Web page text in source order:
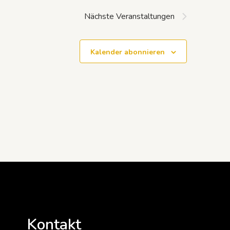
Nächste Veranstaltungen
Kalender abonnieren
Kontakt